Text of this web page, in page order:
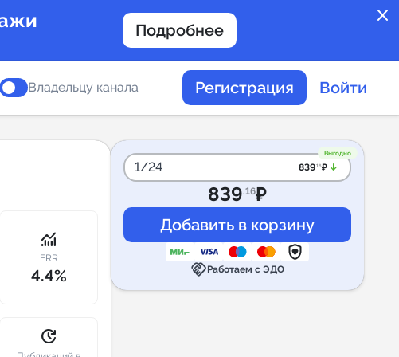
close
Подробнее
читаемости каналов в
Владельцу канала Регистрация Войти
monitoring
ERR
4.4%
update
Выгодно
1/24 839.16₽ arrow_downward_alt
839.16₽
handshakeРаботаем с ЭДО